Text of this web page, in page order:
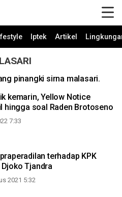
Iptek Artikel
pinangki sirna malasari.
kemarin, Yellow Notice
hingga soal Raden Brotoseno
7:33
terhadap KPK
Tjandra
2021 5:32